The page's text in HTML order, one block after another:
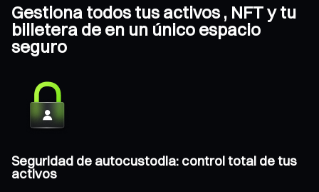
Gestiona todos tus activos , NFT y tu
billetera de en un único espacio
seguro
Seguridad de autocustodia: control total de tus
activos